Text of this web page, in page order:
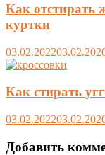
Как отстирать
куртки
03.02.2022
Как стирать
03.02.2022
Добавить